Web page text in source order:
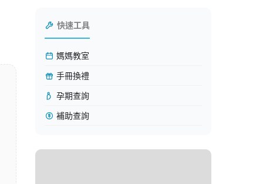
快速工具
媽媽教室
手冊換禮
孕期查詢
補助查詢